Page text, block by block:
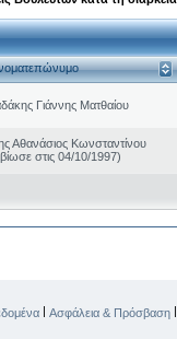
Γιάννης Ματθαίου
Αθανάσιος Κωνσταντίνου
στις 04/10/1997)
| Ασφάλεια & Πρόσβαση